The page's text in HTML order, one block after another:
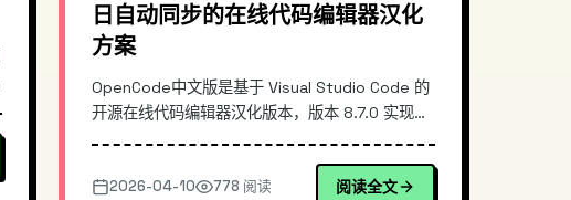
日自动同步的在线代码编辑器汉化
方案
OpenCode中文版是基于 Visual Studio Code 的
开源在线代码编辑器汉化版本，版本 8.7.0 实现了
构、三端安装包自动构建流程，以及与传统 VS
Code 的差异。通过实际安装示例展示其开箱即用
2026-04-10 778 阅读 阅读全文